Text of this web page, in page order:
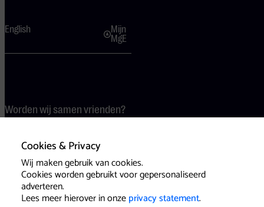
Cookies & Privacy
Wij maken gebruik van cookies.
Cookies worden gebruikt voor gepersonaliseerd
adverteren.
Lees meer hierover in onzeprivacy statement.
English
Mijn
MgE
Worden wij samen vrienden?
genieten van allerlei
voordelen.
Word vriend